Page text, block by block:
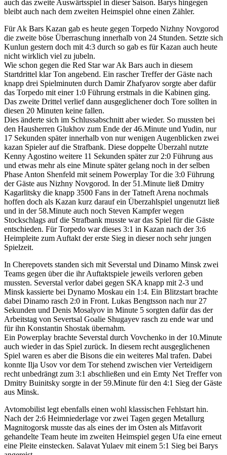
auch das zweite Auswärtsspiel in dieser Saison. Barys hingegen
bleibt auch nach dem zweiten Heimspiel ohne einen Zähler.
Für Ak Bars Kazan gab es heute gegen Torpedo Nizhny Novgorod
die zweite böse Überraschung innerhalb von 24 Stunden. Setzte sich
Kunlun gestern doch mit 4:3 durch so gab es für Kazan auch heute
nicht wirklich viel zu jubeln.
Wie schon gegen die Red Star war Ak Bars auch in diesem
Startdrittel klar Ton angebend. Ein rascher Treffer der Gäste nach
knapp drei Spielminuten durch Damir Zhafyarov sorgte aber dafür
das Torpedo mit einer 1:0 Führung erstmals in die Kabinen ging.
Das zweite Drittel verlief dann ausgeglichener doch Tore sollten in
diesen 20 Minuten keine fallen.
Dies änderte sich im Schlussabschnitt aber wieder. So mussten bei
den Hausherren Glukhov zum Ende der 46.Minute und Yudin, nur
17 Sekunden später innerhalb von nur wenigen Augenblicken zwei
kazan Spieler auf die Strafbank. Diese doppelte Überzahl nutzte
Kenny Agostino weitere 11 Sekunden später zur 2:0 Führung aus
und etwas mehr als eine Minute später gelang noch in der selben
Phase Anton Shenfeld mit seinem Powerplay Tor die 3:0 Führung
der Gäste aus Nizhny Novgorod. In der 51.Minute ließ Dmitry
Kagarlitsky die knapp 3500 Fans in der Tatneft Arena nochmals
hoffen doch als Kazan kurz darauf ein Überzahlspiel ungenutzt ließ
und in der 58.Minute auch noch Steven Kampfer wegen
Stockschlags auf die Strafbank musste war das Spiel für die Gäste
entschieden. Für Torpedo war dieses 3:1 in Kazan nach der 3:6
Heimpleite zum Auftakt der erste Sieg in dieser noch sehr jungen
Spielzeit.
In Cherepovets standen sich mit Severstal und Dinamo Minsk zwei
Teams gegen über die ihr Auftaktspiele jeweils verloren geben
mussten. Severstal verlor dabei gegen SKA knapp mit 2-3 und
Minsk kassierte bei Dynamo Moskau ein 1:4. Ein Blitzstart brachte
dabei Dinamo rasch 2:0 in Front. Lukas Bengtsson nach nur 27
Sekunden und Denis Mosalyov in Minute 5 sorgten dafür das der
Arbeitstag von Severtsal Goalie Shugayev rasch zu ende war und
für ihn Konstantin Shostak übernahm.
Ein Powerplay brachte Severstal durch Vovchenko in der 10.Minute
auch wieder in das Spiel zurück. In diesem recht ausgeglichenen
Spiel waren es aber die Bisons die ein weiteres Mal trafen. Dabei
konnte Ilja Usov vor dem Tor stehend zwischen vier Verteidigern
recht unbedrängt zum 3:1 abschließen und ein Emty Net Treffer von
Dmitry Buinitsky sorgte in der 59.Minute für den 4:1 Sieg der Gäste
aus Minsk.
Avtomobilist legt ebenfalls einen wohl klassischen Fehlstart hin.
Nach der 2:6 Heimniederlage vor zwei Tagen gegen Metallurg
Magnitogorsk musste das als eines der im Osten als Mitfavorit
gehandelte Team heute im zweiten Heimspiel gegen Ufa eine erneut
eine Pleite einstecken. Salavat Yulaev mit einem 5:1 Sieg bei Barys